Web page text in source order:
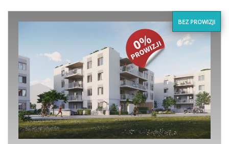
BEZ PROWIZJI